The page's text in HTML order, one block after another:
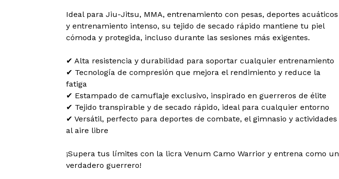
Ideal para Jiu-Jitsu, MMA, entrenamiento con pesas, deportes acuáticos
y entrenamiento intenso, su tejido de secado rápido mantiene tu piel
cómoda y protegida, incluso durante las sesiones más exigentes.
✔ Alta resistencia y durabilidad para soportar cualquier entrenamiento
✔ Tecnología de compresión que mejora el rendimiento y reduce la
fatiga
✔ Estampado de camuflaje exclusivo, inspirado en guerreros de élite
✔ Tejido transpirable y de secado rápido, ideal para cualquier entorno
✔ Versátil, perfecto para deportes de combate, el gimnasio y actividades
al aire libre
¡Supera tus límites con la licra Venum Camo Warrior y entrena como un
verdadero guerrero!